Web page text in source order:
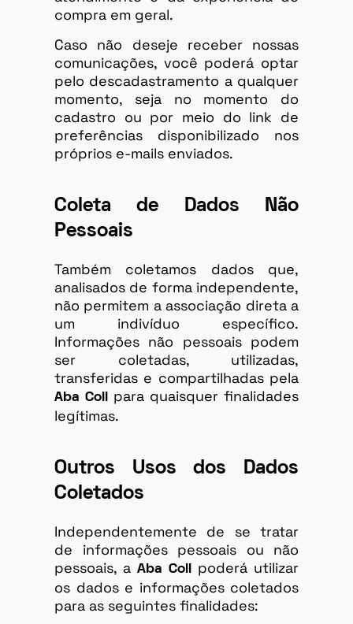
compra em geral.
Caso não deseje receber nossas
comunicações, você poderá optar
pelo descadastramento a qualquer
momento, seja no momento do
cadastro ou por meio do link de
preferências disponibilizado nos
próprios e-mails enviados.
Coleta de Dados Não
Pessoais
Também coletamos dados que,
analisados de forma independente,
não permitem a associação direta a
um indivíduo específico.
Informações não pessoais podem
ser coletadas, utilizadas,
transferidas e compartilhadas pela
Aba Coll
para quaisquer finalidades
legítimas.
Outros Usos dos Dados
Coletados
Independentemente de se tratar
de informações pessoais ou não
pessoais, a Aba Coll
poderá utilizar
os dados e informações coletados
para as seguintes finalidades: